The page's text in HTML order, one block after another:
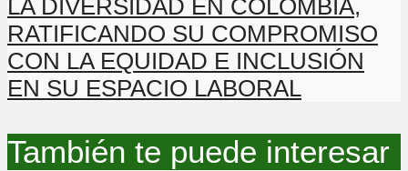
LA DIVERSIDAD EN COLOMBIA,
RATIFICANDO SU COMPROMISO
CON LA EQUIDAD E INCLUSIÓN
EN SU ESPACIO LABORAL
También te puede interesar